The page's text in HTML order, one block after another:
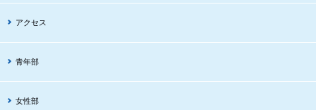
アクセス
青年部
女性部